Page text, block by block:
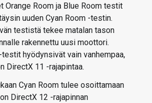
Orange Room ja Blue Room testit
uuden Cyan Room -testin.
testistä tekee matalan tason
rakennettu uusi moottori.
hyödynsivät vain vanhempaa,
DirectX 11 -rajapintaa.
Cyan Room tulee osoittamaan
DirectX 12 -rajapinnan